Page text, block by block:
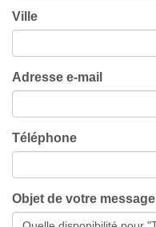
Ville
Adresse e-mail
Téléphone
Objet de votre message